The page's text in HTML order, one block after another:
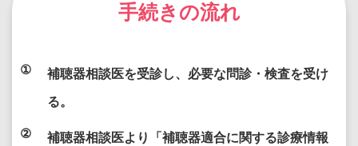
手続きの流れ
① 補聴器相談医を受診し、必要な問診・検査を受け
る。
② 補聴器相談医より「補聴器適合に関する診療情報